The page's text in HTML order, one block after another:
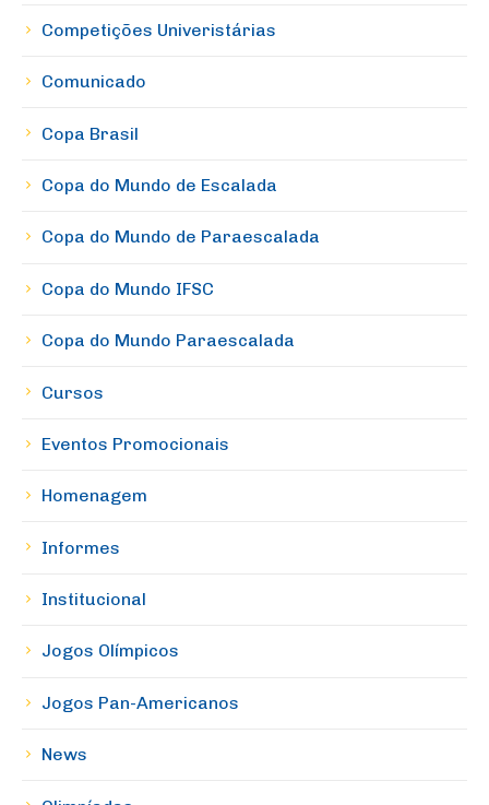
Competições Univeristárias
Comunicado
Copa Brasil
Copa do Mundo de Escalada
Copa do Mundo de Paraescalada
Copa do Mundo IFSC
Copa do Mundo Paraescalada
Cursos
Eventos Promocionais
Homenagem
Informes
Institucional
Jogos Olímpicos
Jogos Pan-Americanos
News